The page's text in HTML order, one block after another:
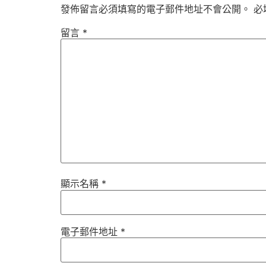
發佈留言必須填寫的電子郵件地址不會公開。 必
留言 *
顯示名稱 *
電子郵件地址 *